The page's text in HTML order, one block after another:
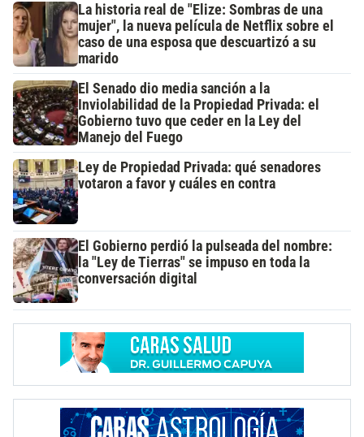
La historia real de "Elize: Sombras de una
mujer", la nueva película de Netflix sobre el
caso de una esposa que descuartizó a su
marido
El Senado dio media sanción a la
Inviolabilidad de la Propiedad Privada: el
Gobierno tuvo que ceder en la Ley del
Manejo del Fuego
Ley de Propiedad Privada: qué senadores
votaron a favor y cuáles en contra
El Gobierno perdió la pulseada del nombre:
la "Ley de Tierras" se impuso en toda la
conversación digital